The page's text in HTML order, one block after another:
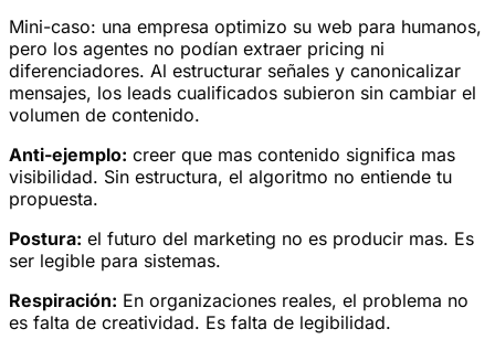
Mini-caso: una empresa optimizo su web para humanos,
pero los agentes no podían extraer pricing ni
diferenciadores. Al estructurar señales y canonicalizar
mensajes, los leads cualificados subieron sin cambiar el
volumen de contenido.
Anti-ejemplo: creer que mas contenido significa mas
visibilidad. Sin estructura, el algoritmo no entiende tu
propuesta.
Postura: el futuro del marketing no es producir mas. Es
ser legible para sistemas.
Respiración: En organizaciones reales, el problema no
es falta de creatividad. Es falta de legibilidad.